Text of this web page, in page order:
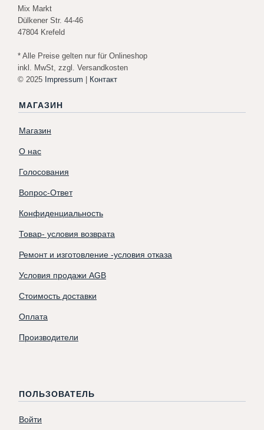
Mix Markt
Dülkener Str. 44-46
47804 Krefeld
* Alle Preise gelten nur für Onlineshop
inkl. MwSt, zzgl. Versandkosten
© 2025 Impressum | Контакт
МАГАЗИН
Магазин
О нас
Голосования
Вопрос-Ответ
Конфиденциальность
Товар- условия возврата
Ремонт и изготовление -условия отказа
Условия продажи AGB
Стоимость доставки
Оплата
Производители
ПОЛЬЗОВАТЕЛЬ
Войти